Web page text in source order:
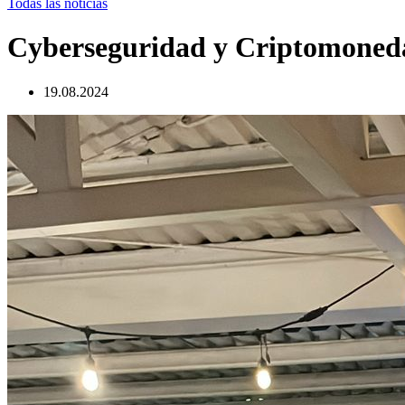
Todas las noticias
Cyberseguridad y
19.08.2024